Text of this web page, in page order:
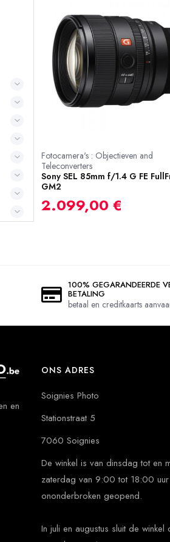
Fotocamera's : Objectieven and
Teleconverters
Sony SEL 85mm f/1.4 G FE
GM2
2.099,00 €
100% GEGARANDEERDE
BETALING
betaal en creditkaarts
en
ONS ADRES
Soignies Photo
Stationstraat 5
7060 Soignies
De winkel is van dinsdag tot en
zaterdag van 9:00 tot 18:00 uur
ononderbroken geopend.
In juli en augustus sluit de winkel